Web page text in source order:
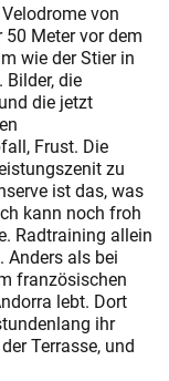
von
Meter vor dem
wie der Stier in
die
die jetzt
Frust. Die
zu
ist das, was
kann noch froh
Radtraining allein
als bei
französischen
lebt. Dort
ihr
Terrasse, und